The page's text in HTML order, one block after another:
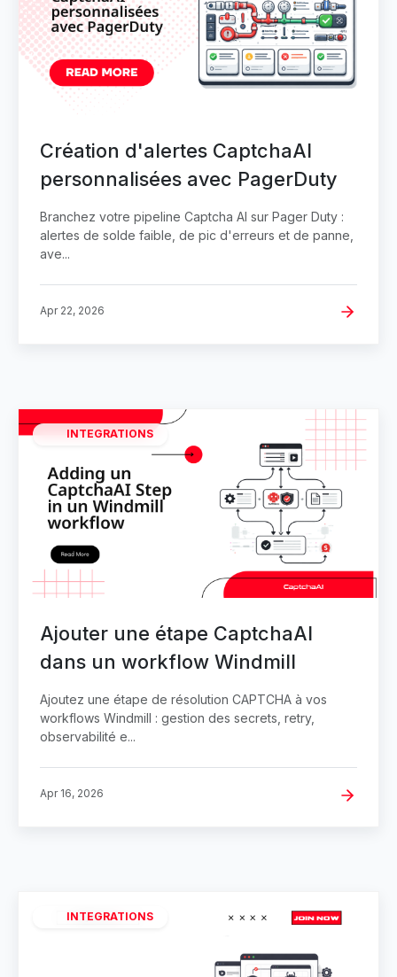
Création d'alertes CaptchaAI
personnalisées avec PagerDuty
Branchez votre pipeline Captcha AI sur Pager Duty :
alertes de solde faible, de pic d'erreurs et de panne,
ave...
Apr 22, 2026
INTEGRATIONS
Ajouter une étape CaptchaAI
dans un workflow Windmill
Ajoutez une étape de résolution CAPTCHA à vos
workflows Windmill : gestion des secrets, retry,
observabilité e...
Apr 16, 2026
INTEGRATIONS